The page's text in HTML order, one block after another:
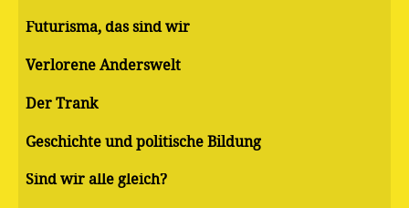
Futurisma, das sind wir
Verlorene Anderswelt
Der Trank
Geschichte und politische Bildung
Sind wir alle gleich?